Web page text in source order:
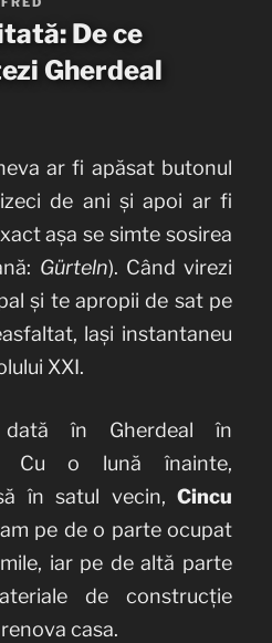
De ce
Gherdeal
ar fi apăsat butonul
de ani și apoi ar fi
așa se simte sosirea
Gürteln). Când virezi
și te apropii de sat pe
lași instantaneu
XXI.
în Gherdeal în
Cu o lună înainte,
în satul vecin, Cincu
pe de o parte ocupat
iar pe de altă parte
de construcție
casa.